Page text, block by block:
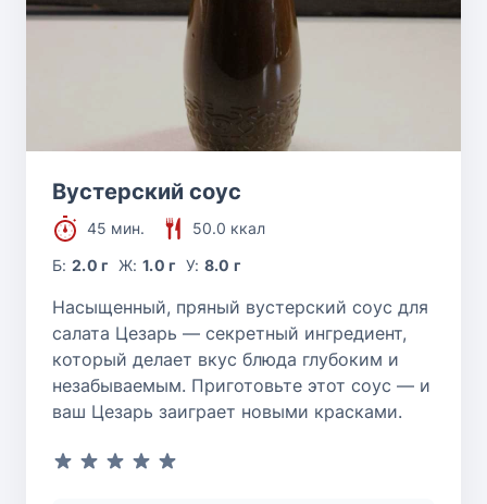
Вустерский соус
45 мин.
50.0 ккал
Б:2.0 г Ж: 1.0 г У: 8.0 г
Насыщенный, пряный вустерский соус для
салата Цезарь — секретный ингредиент,
который делает вкус блюда глубоким и
незабываемым. Приготовьте этот соус — и
ваш Цезарь заиграет новыми красками.